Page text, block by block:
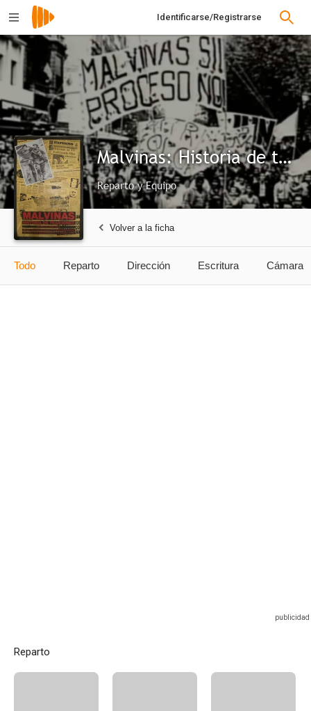
Identificarse/Registrarse
Malvinas: Historia de traiciones
Reparto y Equipo
Volver a la ficha
Todo Reparto Dirección Escritura Cámara
Reparto